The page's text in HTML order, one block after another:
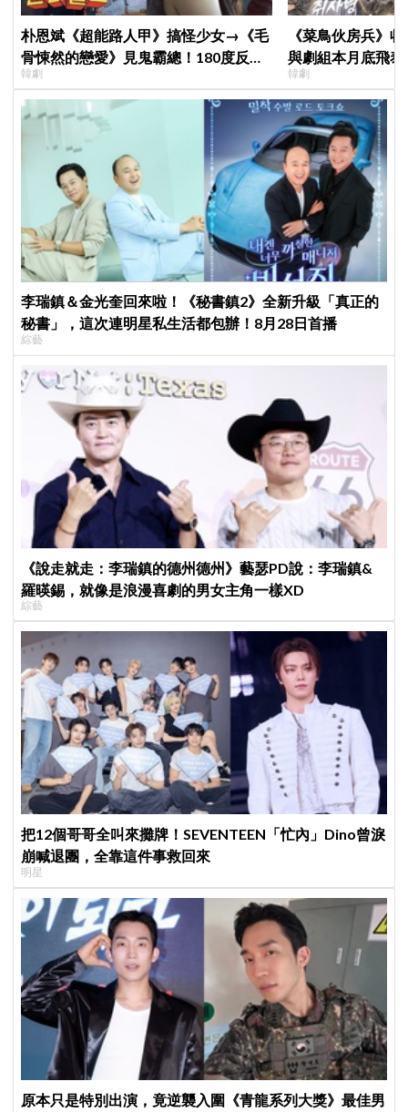
朴恩斌《超能路人甲》搞怪少女→《毛
骨悚然的戀愛》見鬼霸總！180度反差
演技獲讚「信看演員」
韓劇
《菜鳥伙房兵》
與劇組本月底飛
行，慶祝亮眼成績
韓劇
李瑞鎮＆金光奎回來啦！《秘書鎮2》全新升級「真正的
秘書」，這次連明星私生活都包辦！8月28日首播
綜藝
《說走就走：李瑞鎮的德州德州》藝瑟PD說：李瑞鎮&
羅暎錫，就像是浪漫喜劇的男女主角一樣XD
綜藝
把12個哥哥全叫來攤牌！SEVENTEEN「忙內」Dino曾淚
崩喊退團，全靠這件事救回來
明星
原本只是特別出演，竟逆襲入圍《青龍系列大獎》最佳男